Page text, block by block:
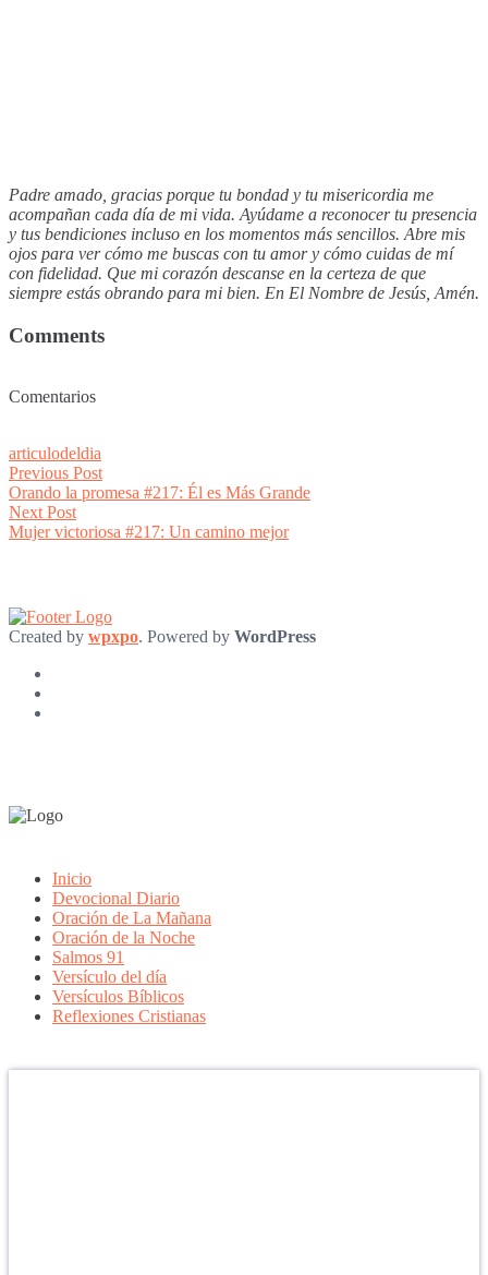
Padre amado, gracias porque tu bondad y tu misericordia me
acompañan cada día de mi vida. Ayúdame a reconocer tu presencia
y tus bendiciones incluso en los momentos más sencillos. Abre mis
ojos para ver cómo me buscas con tu amor y cómo cuidas de mí
con fidelidad. Que mi corazón descanse en la certeza de que
siempre estás obrando para mi bien. En El Nombre de Jesús, Amén.
Comments
Comentarios
articulodeldia
Post
navigation
Previous PostPrevious
post:
Orando la promesa #217: Él es Más Grande
Next PostNext
post:
Mujer victoriosa #217: Un camino mejor
Created by wpxpo. Powered by WordPress
Inicio
Devocional Diario
Oración de La Mañana
Oración de la Noche
Salmos 91
Versículo del día
Versículos Bíblicos
Reflexiones Cristianas